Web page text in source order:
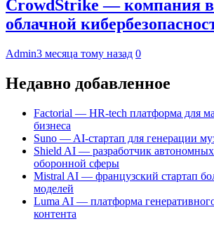
CrowdStrike — компания в
облачной
Admin3 месяца тому назад 0
Недавно добавленное
Factorial — HR-tech платформа для
бизнеса
Suno — AI-стартап для генерации
Shield AI — разработчик
оборонной сферы
Mistral AI — французский стартап
моделей
Luma AI — платформа
контента